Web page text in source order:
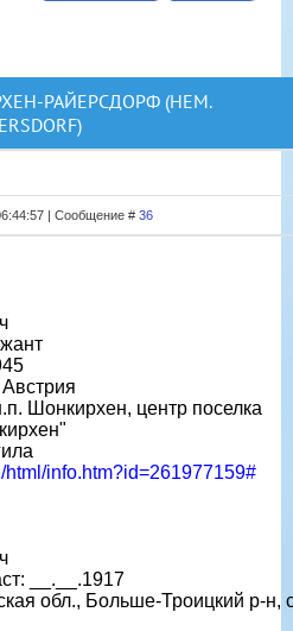
РАЙЕРСДОРФ (НЕМ.
| Сообщение # 36
Шонкирхен, центр поселка
html/info.htm?id=261977159#
__.__.1917
обл., Больше-Троицкий р-н,